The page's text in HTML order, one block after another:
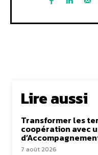
Lire aussi
Transformer les
coopération avec
7 août 2026